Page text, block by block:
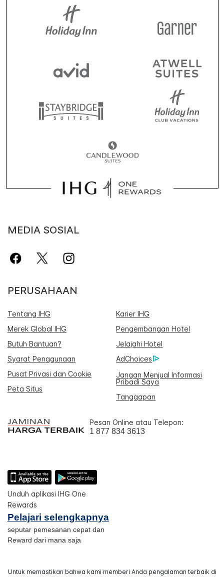
MEDIA SOSIAL
PERUSAHAAN
Tentang IHG
Karier IHG
Merek Global IHG
Pengembangan Hotel
Butuh Bantuan?
Jelajahi Hotel
Syarat Penggunaan
AdChoices
Pusat Privasi dan Cookie
Jangan Menjual Informasi
Pribadi Saya
Peta Situs
Tanggapan
Pesan Online atau Telepon:
1 877 834 3613
Unduh aplikasi IHG One
Rewards
Pelajari selengkapnya
seputar pemesanan cepat dan
Reward dari mana saja
Untuk memastikan bahwa kami memberi Anda pengalaman terbaik di